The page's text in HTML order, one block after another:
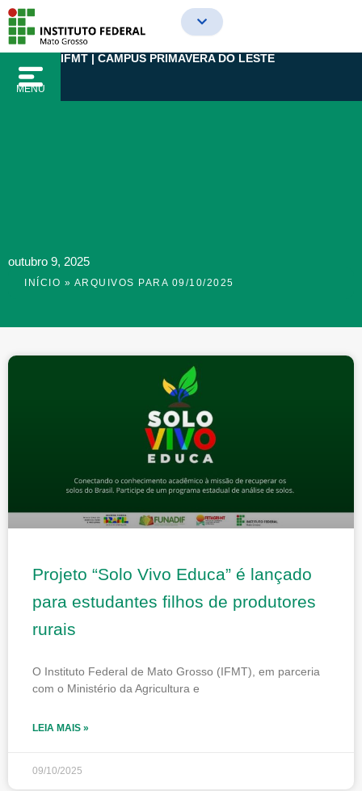
para
conteúdo
MENU
IFMT | CAMPUS PRIMAVERA DO LESTE
outubro 9, 2025
INÍCIO » ARQUIVOS PARA 09/10/2025
Projeto “Solo Vivo Educa” é lançado
para estudantes filhos de produtores
rurais
O Instituto Federal de Mato Grosso (IFMT), em parceria
com o Ministério da Agricultura e
LEIA MAIS »
09/10/2025